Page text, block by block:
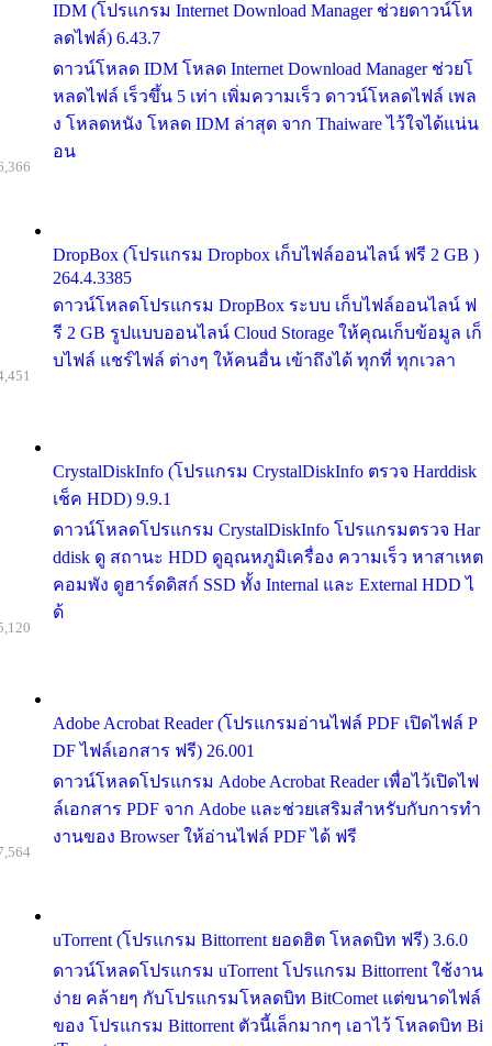
IDM (โปรแกรม Internet Download Manager ช่วยดาวน์โห
ลดไฟล์) 6.43.7
ดาวน์โหลด IDM โหลด Internet Download Manager ช่วยโ
หลดไฟล์ เร็วขึ้น 5 เท่า เพิ่มความเร็ว ดาวน์โหลดไฟล์ เพล
ง โหลดหนัง โหลด IDM ล่าสุด จาก Thaiware ไว้ใจได้แน่น
อน
DropBox (โปรแกรม Dropbox เก็บไฟล์ออนไลน์ ฟรี 2 GB )
264.4.3385
ดาวน์โหลดโปรแกรม DropBox ระบบ เก็บไฟล์ออนไลน์ ฟ
รี 2 GB รูปแบบออนไลน์ Cloud Storage ให้คุณเก็บข้อมูล เก็
บไฟล์ แชร์ไฟล์ ต่างๆ ให้คนอื่น เข้าถึงได้ ทุกที่ ทุกเวลา
CrystalDiskInfo (โปรแกรม CrystalDiskInfo ตรวจ Harddisk
เช็ค HDD) 9.9.1
ดาวน์โหลดโปรแกรม CrystalDiskInfo โปรแกรมตรวจ Har
ddisk ดู สถานะ HDD ดูอุณหภูมิเครื่อง ความเร็ว หาสาเหต
คอมพัง ดูฮาร์ดดิสก์ SSD ทั้ง Internal และ External HDD ไ
ด้
Adobe Acrobat Reader (โปรแกรมอ่านไฟล์ PDF เปิดไฟล์ P
DF ไฟล์เอกสาร ฟรี) 26.001
ดาวน์โหลดโปรแกรม Adobe Acrobat Reader เพื่อไว้เปิดไฟ
ล์เอกสาร PDF จาก Adobe และช่วยเสริมสำหรับกับการทำ
งานของ Browser ให้อ่านไฟล์ PDF ได้ ฟรี
uTorrent (โปรแกรม Bittorrent ยอดฮิต โหลดบิท ฟรี) 3.6.0
ดาวน์โหลดโปรแกรม uTorrent โปรแกรม Bittorrent ใช้งาน
ง่าย คล้ายๆ กับโปรแกรมโหลดบิท BitComet แต่ขนาดไฟล์
ของ โปรแกรม Bittorrent ตัวนี้เล็กมากๆ เอาไว้ โหลดบิท Bi